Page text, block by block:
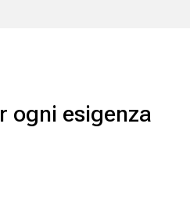
ogni esigenza